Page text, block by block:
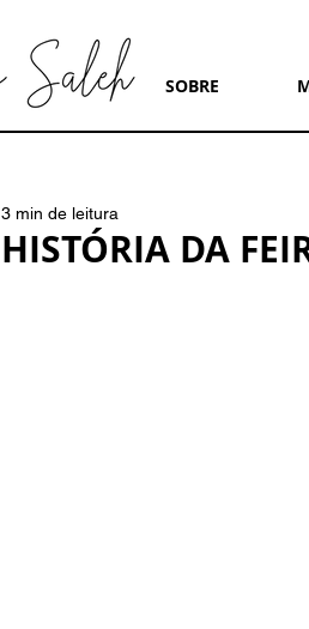
SOBRE
HISTÓRIA DA
3 min de leitura